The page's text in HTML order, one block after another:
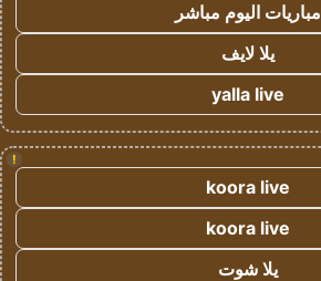
مباريات اليوم مباشر
يلا لايف
yalla live
!
koora live
koora live
يلا شوت